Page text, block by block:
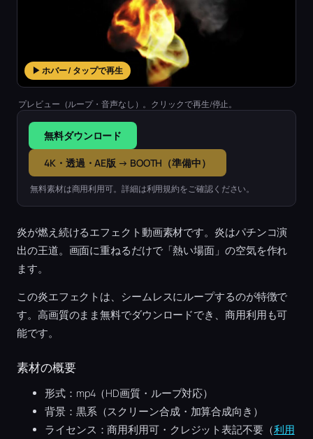
▶ ホバー / タップで再生
プレビュー（ループ・音声なし）。クリックで再生/停止。
無料ダウンロード
4K・透過・AE版 → BOOTH（準備中）
無料素材は商用利用可。詳細は利用規約をご確認ください。
炎が燃え続けるエフェクト動画素材です。炎はパチンコ演
出の王道。画面に重ねるだけで「熱い場面」の空気を作れ
ます。
この炎エフェクトは、シームレスにループするのが特徴で
す。高画質のまま無料でダウンロードでき、商用利用も可
能です。
素材の概要
形式：mp4（HD画質・ループ対応）
背景：黒系（スクリーン合成・加算合成向き）
ライセンス：商用利用可・クレジット表記不要（利用